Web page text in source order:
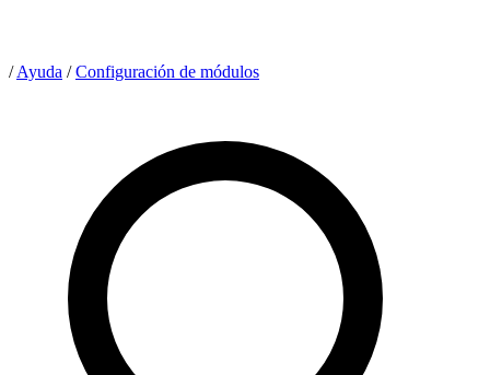
/ Ayuda / Configuración de módulos